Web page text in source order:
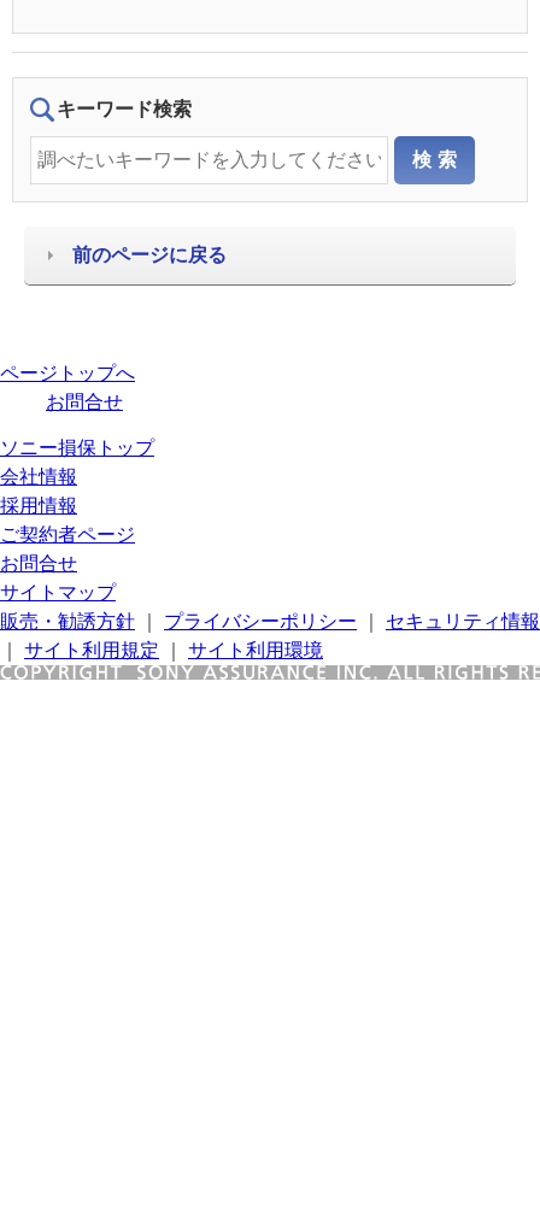
キーワード検索
前のページに戻る
ページトップへ
お問合せ
ソニー損保トップ
会社情報
採用情報
ご契約者ページ
お問合せ
サイトマップ
販売・勧誘方針
プライバシーポリシー
セキュリティ情報
サイト利用規定 サイト利用環境